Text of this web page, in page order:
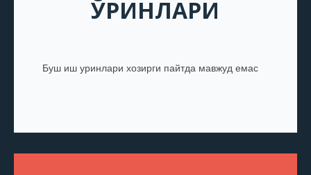
ЎРИНЛАРИ
Буш иш уринлари хозирги пайтда мавжуд емас